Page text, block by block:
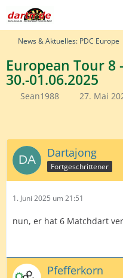
News & Aktuelles: PDC Europe
European Tour 8
30.-01.06.2025
Sean1988 27. Mai
Dartajong
Fortgeschrittener
1. Juni 2025 um 21:51
nun, er hat 6 Matchdart
Pfefferkorn